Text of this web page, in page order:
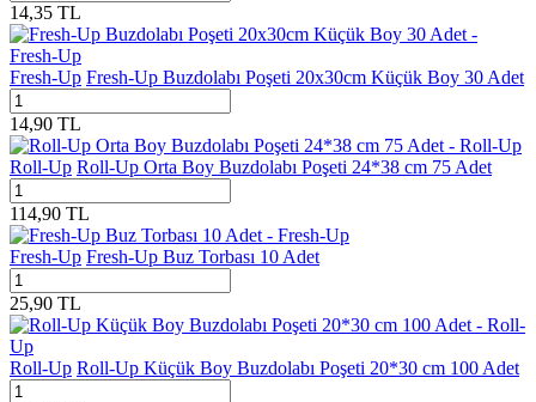
14,35 TL
Fresh-Up Fresh-Up Buzdolabı Poşeti 20x30cm Küçük Boy 30 Adet
14,90 TL
Roll-Up Roll-Up Orta Boy Buzdolabı Poşeti 24*38 cm 75 Adet
114,90 TL
Fresh-Up Fresh-Up Buz Torbası 10 Adet
25,90 TL
Roll-Up Roll-Up Küçük Boy Buzdolabı Poşeti 20*30 cm 100 Adet